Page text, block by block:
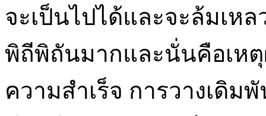
จะเป็นไปได้และจะล้มเห
พิถีพิถันมากและนั่นคือเห
ความสำเร็จ การวางเดิ